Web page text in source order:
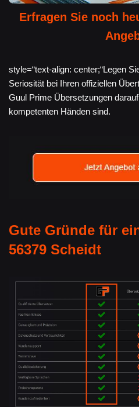
Erfragen Sie noch
style=“text-align: center;“Legen
Seriosität bei Ihren offiziellen
Guul Prime Übersetzungen
kompetenten Händen sind.
Gute Gründe für
56379 Scheidt